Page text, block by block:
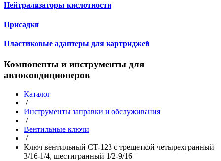
Нейтрализаторы кислотности
Присадки
Пластиковые адаптеры для картриджей
Компоненты и инструменты для
автокондиционеров
Каталог
/
Инструменты заправки и обслуживания
/
Вентильные ключи
/
Ключ вентильный CT-123 с трещеткой четырехгранный
3/16-1/4, шестигранный 1/2-9/16